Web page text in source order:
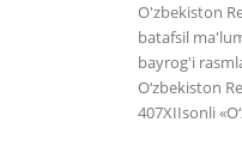
O'zbekiston
batafsil
bayrog'i
O‘zbekiston
407­XII­sonli